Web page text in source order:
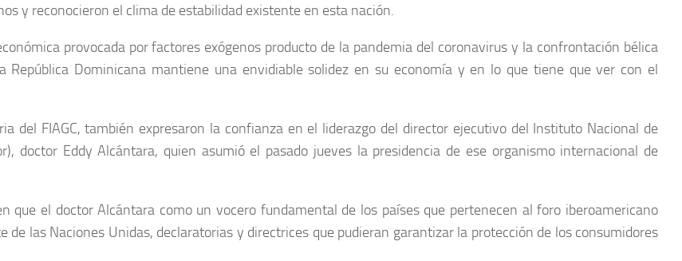
y reconocieron el clima de estabilidad existente en esta nación.
provocada por factores exógenos producto de la pandemia del coronavirus y la confrontación bélica
República Dominicana mantiene una envidiable solidez en su economía y en lo que tiene que ver con el
del FIAGC, también expresaron la confianza en el liderazgo del director ejecutivo del Instituto Nacional de
doctor Eddy Alcántara, quien asumió el pasado jueves la presidencia de ese organismo internacional de
que el doctor Alcántara como un vocero fundamental de los países que pertenecen al foro iberoamericano
las Naciones Unidas, declaratorias y directrices que pudieran garantizar la protección de los consumidores